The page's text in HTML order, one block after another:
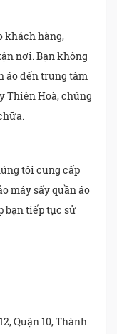
khách hàng,
nơi. Bạn không
áo đến trung tâm
Thiên Hoà, chúng
tôi cung cấp
máy sấy quần áo
bạn tiếp tục sử
Quận 10, Thành